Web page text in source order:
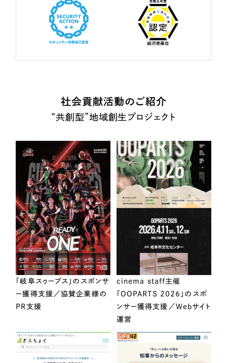
社会貢献活動のご紹介
“共創型”地域創生プロジェクト
「岐阜スゥープス」のスポンサ
ー獲得支援／協賛企業様の
PR支援
cinema staff主催
「OOPARTS 2026」のスポ
ンサー獲得支援／Webサイト
運営